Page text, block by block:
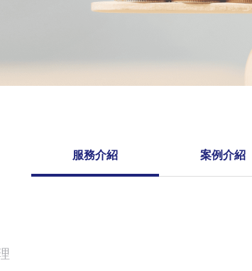
服務介紹 案例介紹